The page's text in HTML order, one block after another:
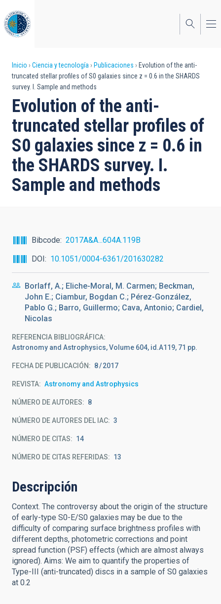
al
contenido
principal
Sobrescribir
enlaces
de
ayuda
a
la
navegación
Inicio Ciencia y tecnología Publicaciones
Evolution of the anti-
truncated stellar profiles of S0 galaxies since z = 0.6 in the SHARDS
survey. I. Sample and methods
Evolution of the anti-
truncated stellar profiles of
S0 galaxies since z = 0.6 in
the SHARDS survey. I.
Sample and methods
Bibcode
2017A&A...604A.119B
DOI
10.1051/0004-6361/201630282
Borlaff, A.; Eliche-Moral, M. Carmen; Beckman,
John E.; Ciambur, Bogdan C.; Pérez-González,
Pablo G.; Barro, Guillermo; Cava, Antonio; Cardiel,
Nicolas
REFERENCIA BIBLIOGRÁFICA
Astronomy and Astrophysics, Volume 604, id.A119, 71 pp.
FECHA DE PUBLICACIÓN: 8 2017
REVISTA Astronomy and Astrophysics
NÚMERO DE AUTORES 8
NÚMERO DE AUTORES DEL IAC 3
NÚMERO DE CITAS 14
NÚMERO DE CITAS REFERIDAS 13
Descripción
Context. The controversy about the origin of the structure
of early-type S0-E/S0 galaxies may be due to the
difficulty of comparing surface brightness profiles with
different depths, photometric corrections and point
spread function (PSF) effects (which are almost always
ignored). Aims: We aim to quantify the properties of
Type-III (anti-truncated) discs in a sample of S0 galaxies
at 0.2